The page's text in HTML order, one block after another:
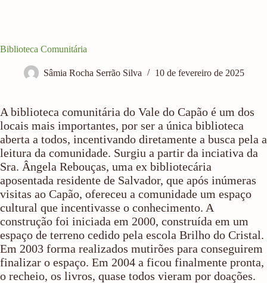
Biblioteca Comunitária
Sâmia Rocha Serrão Silva 10 de fevereiro de 2025
A biblioteca comunitária do Vale do Capão é um dos
locais mais importantes, por ser a única biblioteca
aberta a todos, incentivando diretamente a busca pela a
leitura da comunidade. Surgiu a partir da inciativa da
Sra. Ângela Rebouças, uma ex bibliotecária
aposentada residente de Salvador, que após inúmeras
visitas ao Capão, ofereceu a comunidade um espaço
cultural que incentivasse o conhecimento. A
construção foi iniciada em 2000, construída em um
espaço de terreno cedido pela escola Brilho do Cristal.
Em 2003 forma realizados mutirões para conseguirem
finalizar o espaço. Em 2004 a ficou finalmente pronta,
o recheio, os livros, quase todos vieram por doações.